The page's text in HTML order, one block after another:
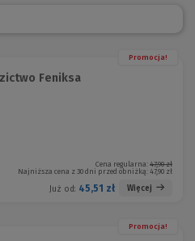
Promocja!
Feniksa
Cena regularna: 47,90 zł
Najniższa cena z 30 dni przed obniżką: 47,90 zł
Już od: 45,51 zł Więcej
Promocja!